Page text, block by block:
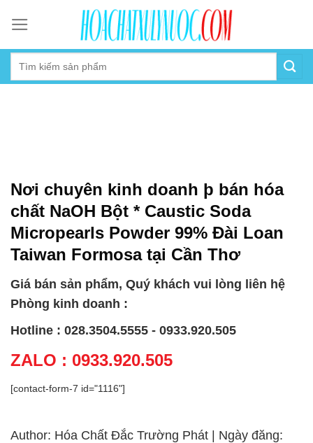
content
Nơi chuyên kinh doanh þ bán hóa
chất NaOH Bột * Caustic Soda
Micropearls Powder 99% Đài Loan
Taiwan Formosa tại Cần Thơ
Giá bán sản phẩm, Quý khách vui lòng liên hệ
Phòng kinh doanh :
Hotline : 028.3504.5555 - 0933.920.505
ZALO : 0933.920.505
[contact-form-7 id="1116"]
Author: Hóa Chất Đắc Trường Phát | Ngày đăng: